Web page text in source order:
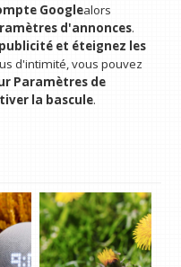
Googlealors
d'annonces.
et éteignez les
d'intimité, vous pouvez
Paramètres de
la bascule.